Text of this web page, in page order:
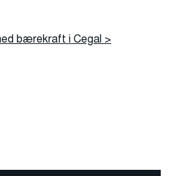
bærekraft i Cegal >